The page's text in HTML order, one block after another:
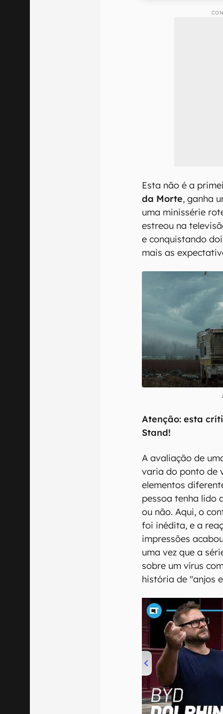
Esta não é a
da Morte, ganha
uma minissérie
estreou na
e conquistando
mais as
Atenção: esta
Stand!
A avaliação de
varia do ponto de
elementos
pessoa tenha lido
ou não. Aqui, o
foi inédita, e a
impressões
uma vez que a
sobre um vírus
história de "anjos